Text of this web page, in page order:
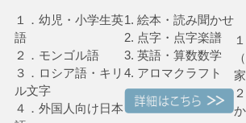
１．幼児・小学生英
語
２．モンゴル語
３．ロシア語・キリ
ル文字
４．外国人向け日本
1. 絵本・読み聞かせ
2. 点字・点字楽譜
3. 英語・算数数学
4. アロマクラフト